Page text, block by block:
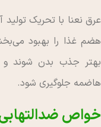
عرق نعنا با تحریک تولید
هضم غذا را بهبود
بهتر جذب بدن شوند و
هاضمه جلوگیری شود.
خواص